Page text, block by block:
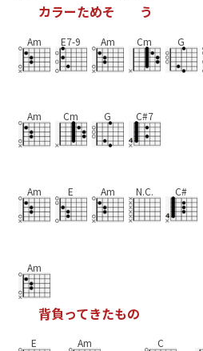
カラーためそ う
Am E7-9 Am Cm G
Am Cm G C#7
Am E Am N.C. C#
Am
背負ってきたもの
E Am C